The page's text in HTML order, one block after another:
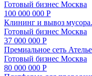
Готовый бизнес Москва
100 000 000 Р
Клининг и вывоз
Готовый бизнес Москва
37 000 000 Р
Премиальное сеть
Готовый бизнес Москва
80 000 000 Р